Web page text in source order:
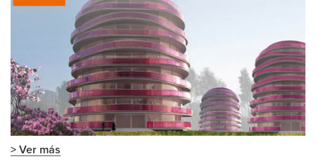
> Ver más